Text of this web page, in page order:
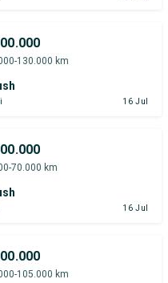
130.000 km
16 Jul
70.000 km
16 Jul
105.000 km